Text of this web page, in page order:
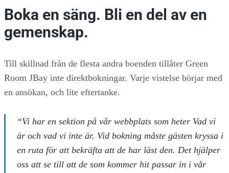
Boka en säng. Bli en del av en
gemenskap.
Till skillnad från de flesta andra boenden tillåter Green
Room JBay inte direktbokningar. Varje vistelse börjar med
en ansökan, och lite eftertanke.
“Vi har en sektion på vår webbplats som heter Vad vi
är och vad vi inte är. Vid bokning måste gästen kryssa i
en ruta för att bekräfta att de har läst den. Det hjälper
oss att se till att de som kommer hit passar in i vår